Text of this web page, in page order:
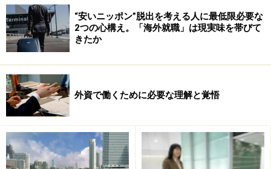
スピードについていけるか
まず、外資系のスピードについていけるか、という点が
チェックされます。
外資系は日系企業に比べ、組織がフラットなケースが多
くその分承認が早いなど、全体的に仕事にスピード感が
“安いニッポン”脱出を考える人に最低限必要な
2つの心構え。「海外就職」は現実味を帯びて
きたか
外資で働くために必要な理解と覚悟